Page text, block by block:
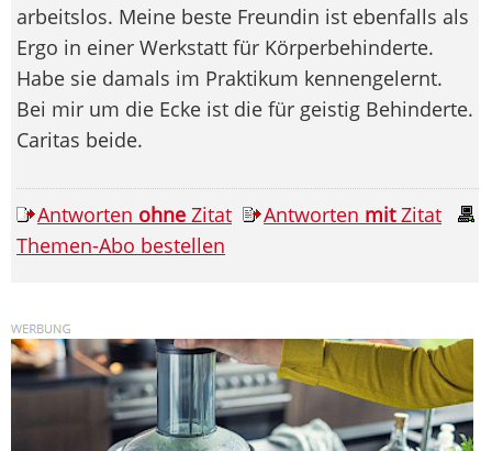
arbeitslos. Meine beste Freundin ist ebenfalls als
Ergo in einer Werkstatt für Körperbehinderte.
Habe sie damals im Praktikum kennengelernt.
Bei mir um die Ecke ist die für geistig Behinderte.
Caritas beide.
Antworten ohne Zitat Antworten mitZitat
Themen-Abo bestellen